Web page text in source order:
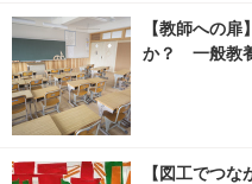
【教師への
か？ 一般教
【図工でつな